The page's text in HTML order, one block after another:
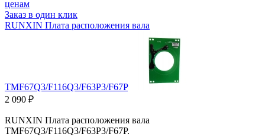
Заказ в один клик
RUNXIN Плата расположения вала
TMF67Q3/F116Q3/F63P3/F67P
2 090 ₽
RUNXIN Плата расположения вала
TMF67Q3/F116Q3/F63P3/F67P.